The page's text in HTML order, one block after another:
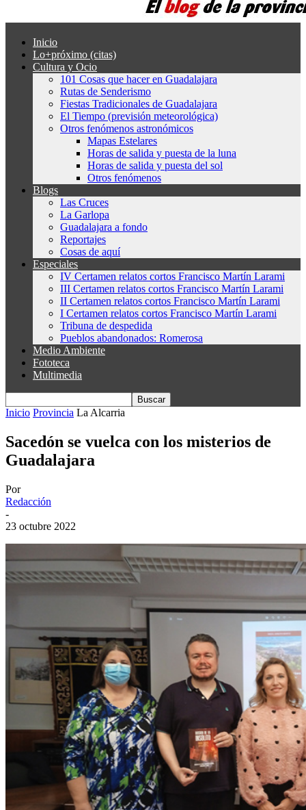
Inicio
Lo+próximo (citas)
Cultura y Ocio
101 Cosas que hacer en Guadalajara
Rutas de Senderismo
Fiestas Tradicionales de Guadalajara
El Tiempo (previsión meteorológica)
Otros fenómenos astronómicos
Mapas Estelares
Horas de salida y puesta de la luna
Horas de salida y puesta del sol
Otros fenómenos
Blogs
Las Cruces
La Garlopa
Guadalajara a fondo
Reportajes
Cosas de aquí
Especiales
IV Certamen relatos cortos Francisco Martín Larami
III Certamen relatos cortos Francisco Martín Larami
II Certamen relatos cortos Francisco Martín Larami
I Certamen relatos cortos Francisco Martín Larami
Tribuna de despedida
Pueblos abandonados: Romerosa
Medio Ambiente
Fototeca
Multimedia
Inicio Provincia La Alcarria
Sacedón se vuelca con los misterios de
Guadalajara
Por
Redacción
-
23 octubre 2022